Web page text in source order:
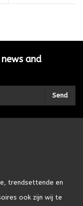
and
Send
trendsettende en
ook zijn wij te